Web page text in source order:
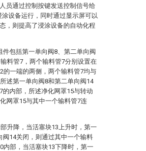
员通过控制按键发送控制信号给
涂设备运行，同时通过显示屏可以
，则提高了浸涂设备的自动化程
件包括第一单向阀8、第二单向阀
料管7，两个输料管7分别设置在
的一端的两侧，两个输料管7均与
述第一单向阀8和第二单向阀14
的内部，所述净化网罩15与转动
网罩15与其中一个输料管7连
升降，当活塞块13上升时，第一
阀14关闭，则通过其中一个输料
内部，当活塞块13下降时，第一